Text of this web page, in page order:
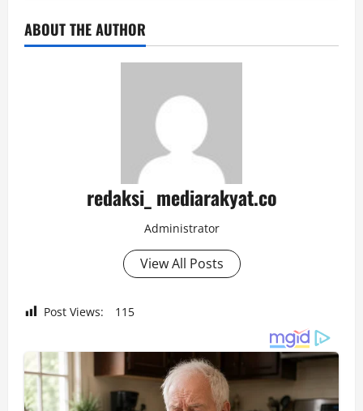
ABOUT THE AUTHOR
redaksi_ mediarakyat.co
Administrator
View All Posts
Post Views: 115